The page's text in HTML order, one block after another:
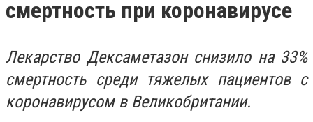
смертность при коронавирусе
Лекарство Дексаметазон снизило на 33%
смертность среди тяжелых пациентов с
коронавирусом в Великобритании.